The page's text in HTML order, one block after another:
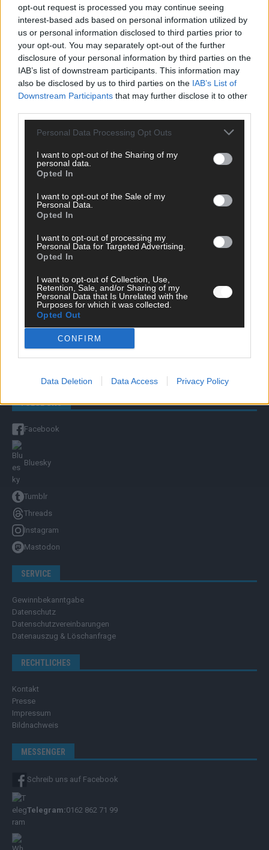
opt-out request is processed you may continue seeing
interest-based ads based on personal information utilized by
us or personal information disclosed to third parties prior to
your opt-out. You may separately opt-out of the further
disclosure of your personal information by third parties on the
IAB’s list of downstream participants. This information may
also be disclosed by us to third parties on the IAB’s List of
Downstream Participants that may further disclose it to other
Personal Data Processing Opt Outs
I want to opt-out of the Sharing of my
personal data.
Opted In
I want to opt-out of the Sale of my
Personal Data.
Opted In
I want to opt-out of processing my
Personal Data for Targeted Advertising.
Opted In
I want to opt-out of Collection, Use,
Retention, Sale, and/or Sharing of my
Personal Data that Is Unrelated with the
Purposes for which it was collected.
Opted Out
CONFIRM
Data Deletion Data Access Privacy Policy
SCHNELL ZUM RESSORT
Nachrichten
Politik
Wirtschaft
Ratgeber
Wissen
Streams & Storys
FLASH – DAS VIDEOPORTAL
Unternehmensporträt
Ehtikrichtlinie & Faktencheck
Redaktion und Verwaltung
YOUTUBE
FOLGE UNS
Facebook
Bluesky
Tumblr
Threads
Instagram
Mastodon
SERVICE
Gewinnbekanntgabe
Datenschutz
Datenschutzvereinbarungen
Datenauszug & Löschanfrage
RECHTLICHES
Kontakt
Presse
Impressum
Bildnachweis
MESSENGER
Schreib uns auf Facebook
Telegram:0162 862 71 99